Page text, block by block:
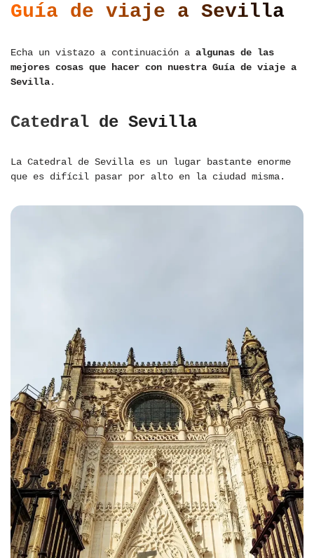
Guía de viaje a Sevilla
Echa un vistazo a continuación a algunas de las
mejores cosas que hacer con nuestra Guía de viaje a
Sevilla.
Catedral de Sevilla
La Catedral de Sevilla es un lugar bastante enorme
que es difícil pasar por alto en la ciudad misma.